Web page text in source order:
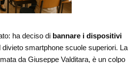
ha deciso di bannare i dispositivi
divieto smartphone scuole superiori. La
da Giuseppe Valditara, è un colpo